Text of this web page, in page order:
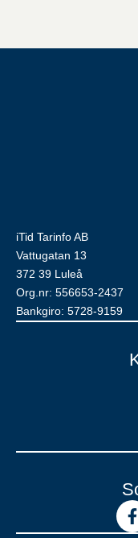
iTid Tarinfo AB
Vattugatan 13
372 39 Luleå
Org.nr: 556653-2437
Bankgiro: 5728-9159